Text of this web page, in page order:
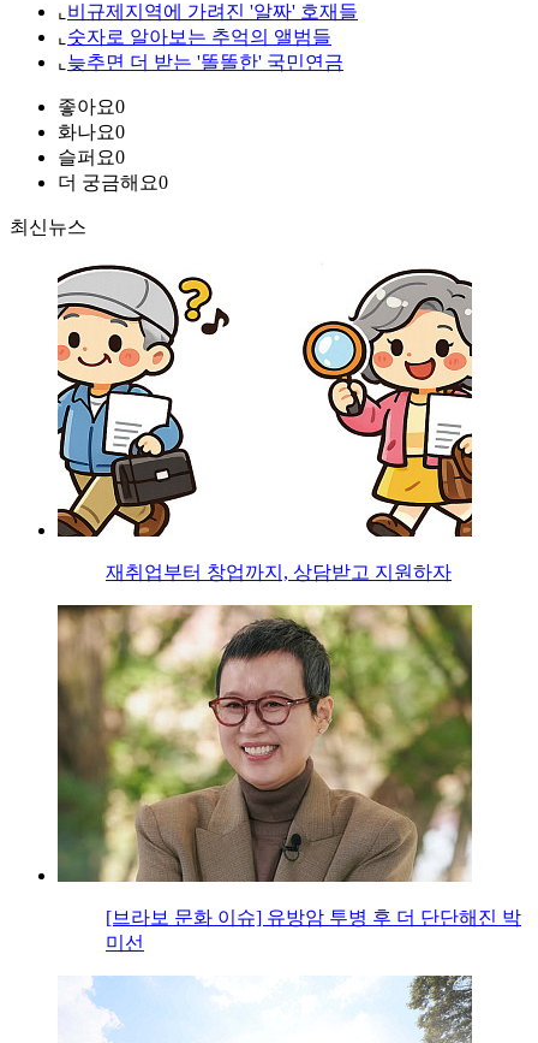
⌞ 비규제지역에 가려진 '알짜' 호재들
⌞ 숫자로 알아보는 추억의 앨범들
⌞ 늦추면 더 받는 '똘똘한' 국민연금
좋아요0
화나요0
슬퍼요0
더 궁금해요0
최신뉴스
재취업부터 창업까지, 상담받고 지원하자
[브라보 문화 이슈] 유방암 투병 후 더 단단해진 박
미선